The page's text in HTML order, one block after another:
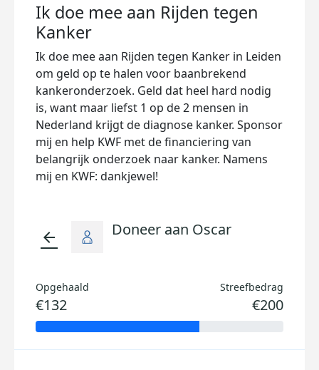
Ik doe mee aan Rijden tegen
Kanker
Ik doe mee aan Rijden tegen Kanker in Leiden
om geld op te halen voor baanbrekend
kankeronderzoek. Geld dat heel hard nodig
is, want maar liefst 1 op de 2 mensen in
Nederland krijgt de diagnose kanker. Sponsor
mij en help KWF met de financiering van
belangrijk onderzoek naar kanker. Namens
mij en KWF: dankjewel!
arrow_back Doneer aan Oscar
Opgehaald
€132
Streefbedrag
€200